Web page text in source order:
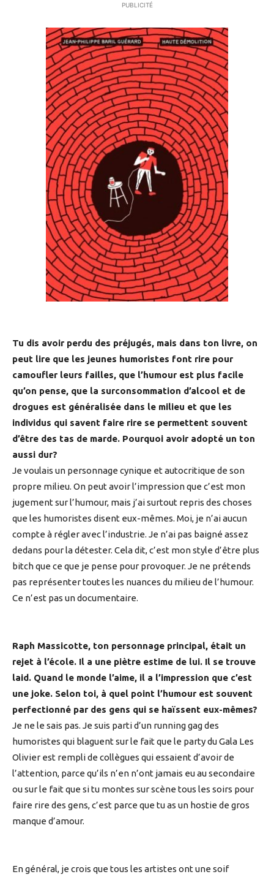
PUBLICITÉ
Tu dis avoir perdu des préjugés, mais dans ton livre, on
peut lire que les jeunes humoristes font rire pour
camoufler leurs failles, que l’humour est plus facile
qu’on pense, que la surconsommation d’alcool et de
drogues est généralisée dans le milieu et que les
individus qui savent faire rire se permettent souvent
d’être des tas de marde. Pourquoi avoir adopté un ton
aussi dur?
Je voulais un personnage cynique et autocritique de son
propre milieu. On peut avoir l’impression que c’est mon
jugement sur l’humour, mais j’ai surtout repris des choses
que les humoristes disent eux-mêmes. Moi, je n’ai aucun
compte à régler avec l’industrie. Je n’ai pas baigné assez
dedans pour la détester. Cela dit, c’est mon style d’être plus
bitch que ce que je pense pour provoquer. Je ne prétends
pas représenter toutes les nuances du milieu de l’humour.
Ce n’est pas un documentaire.
Raph Massicotte, ton personnage principal, était un
rejet à l’école. Il a une piètre estime de lui. Il se trouve
laid. Quand le monde l’aime, il a l’impression que c’est
une joke. Selon toi, à quel point l’humour est souvent
perfectionné par des gens qui se haïssent eux-mêmes?
Je ne le sais pas. Je suis parti d’un running gag des
humoristes qui blaguent sur le fait que le party du Gala Les
Olivier est rempli de collègues qui essaient d’avoir de
l’attention, parce qu’ils n’en n’ont jamais eu au secondaire
ou sur le fait que si tu montes sur scène tous les soirs pour
faire rire des gens, c’est parce que tu as un hostie de gros
manque d’amour.
En général, je crois que tous les artistes ont une soif